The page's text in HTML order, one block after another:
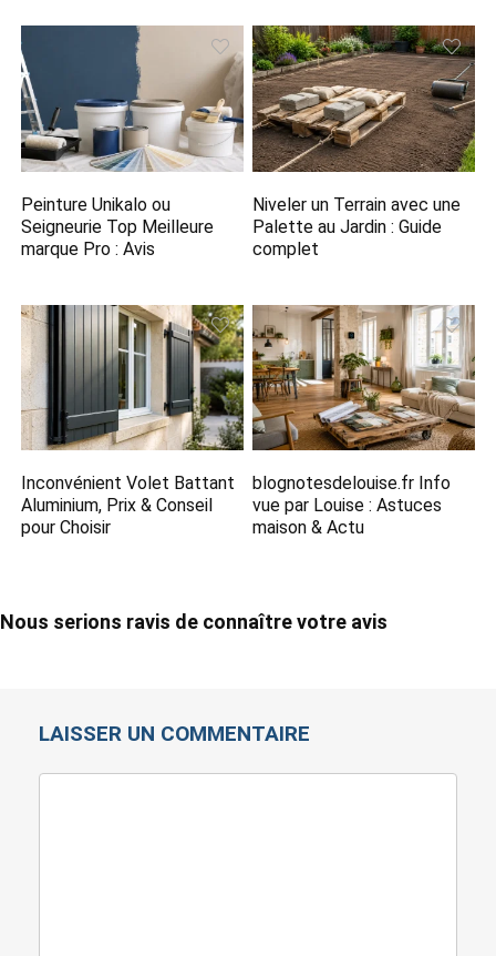
Peinture Unikalo ou
Seigneurie Top Meilleure
marque Pro : Avis
Niveler un Terrain avec une
Palette au Jardin : Guide
complet
Inconvénient Volet Battant
Aluminium, Prix & Conseil
pour Choisir
blognotesdelouise.fr Info
vue par Louise​ : Astuces
maison & Actu
Nous serions ravis de connaître votre avis
LAISSER UN COMMENTAIRE